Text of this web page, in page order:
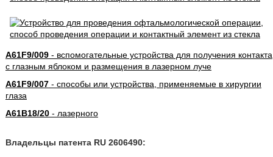
A61F9/009- вспомогательные устройства для получения контакта
с глазным яблоком и размещения в лазерном луче
A61F9/007- способы или устройства, применяемые в хирургии
глаза
A61B18/20- лазерного
Владельцы патента RU 2606490: